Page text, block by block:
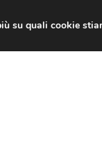
su quali cookie